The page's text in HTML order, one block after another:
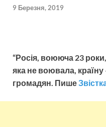
9 Березня, 2019
“Росія, воююча 23
яка не воювала,
громадян. Пише